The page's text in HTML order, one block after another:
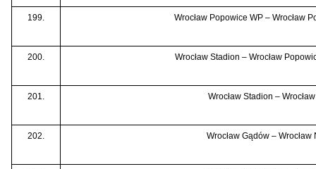
199. Wrocław Popowice WP – Wrocław
200. Wrocław Stadion – Wrocław
201. Wrocław Stadion –
202. Wrocław Gądów – Wrocław